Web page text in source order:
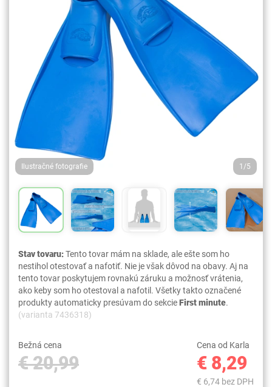
Ilustračné fotografie 1/5
Stav tovaru:Tento tovar mám na sklade, ale ešte som ho
nestihol otestovať a nafotiť. Nie je však dôvod na obavy. Aj na
tento tovar poskytujem rovnakú záruku a možnosť vrátenia,
ako keby som ho otestoval a nafotil. Všetky takto označené
produkty automaticky presúvam do sekcieFirst minute.
(varianta 7436318)
Bežná cena
€ 20,99
Cena od Karla
€ 8,29
€ 6,74 bez DPH